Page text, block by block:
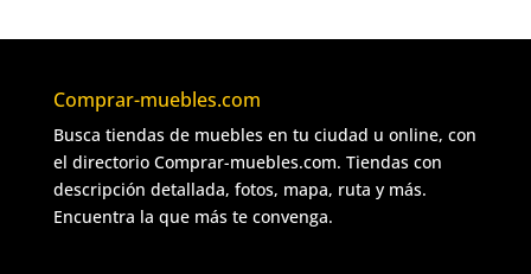
Comprar-muebles.com
Busca tiendas de muebles en tu ciudad u online, con
el directorio Comprar-muebles.com. Tiendas con
descripción detallada, fotos, mapa, ruta y más.
Encuentra la que más te convenga.